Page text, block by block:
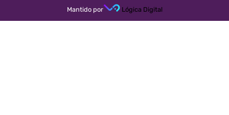
Mantido por Lógica Digital